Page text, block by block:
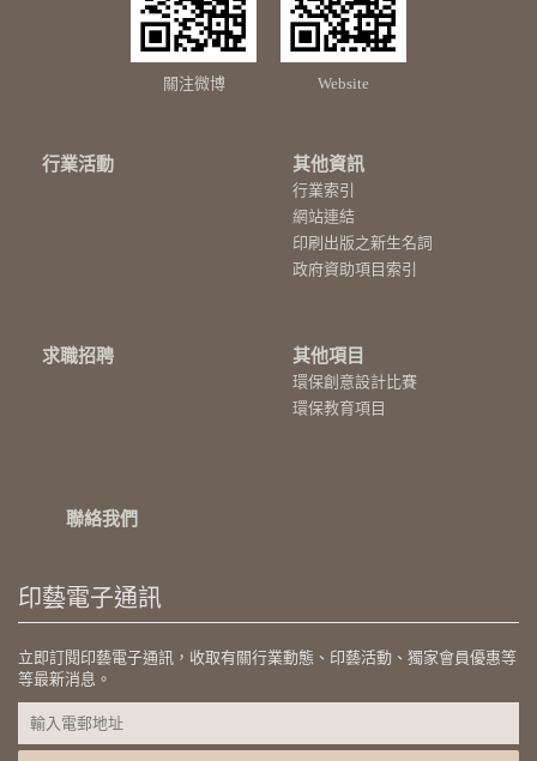
關注微博 Website
行業活動 其他資訊
行業索引
網站連結
印刷出版之新生名詞
政府資助項目索引
求職招聘 其他項目
環保創意設計比賽
環保教育項目
聯絡我們
印藝電子通訊
立即訂閱印藝電子通訊，收取有關行業動態、印藝活動、獨家會員優惠等
等最新消息。